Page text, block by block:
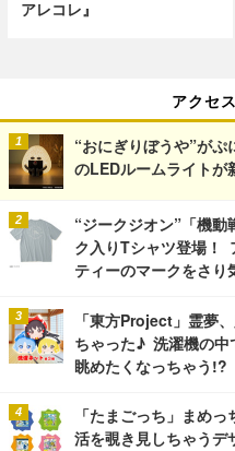
アレコレ』
アクセ
“おにぎりぼうや”が
のLEDルームライトが
“ジークジオン”「機動
ク入りTシャツ登場！
ティーのマークをさり
「東方Project」霊夢
ちゃった♪ 洗濯機の中
眺めたくなっちゃう!?
「たまごっち」まめ
活を覗き見しちゃうデ